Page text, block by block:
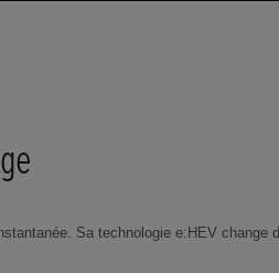
Sa technologie e:HEV change